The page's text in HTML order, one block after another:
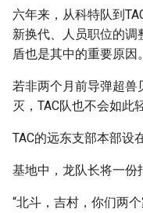
六年来，从科特队到
新换代、人员职位的
盾也是其中的重要原因。
若非两个月前导弹超兽
灭，TAC队也不会如此
TAC的远东支部本部设
基地中，龙队长将一份
“北斗，吉村，你们两